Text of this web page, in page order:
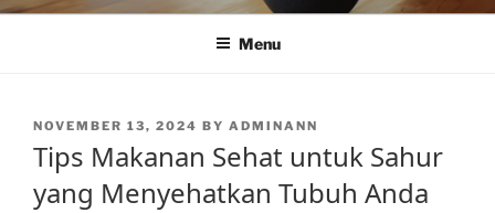
Menu
POSTED
ON
NOVEMBER 13, 2024 BY ADMINANN
Tips Makanan Sehat untuk Sahur
yang Menyehatkan Tubuh Anda